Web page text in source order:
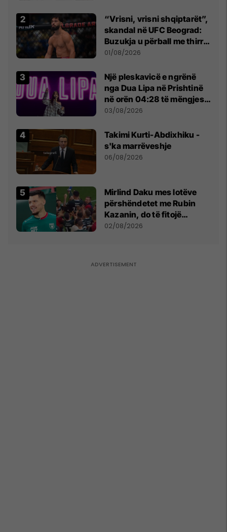
“Vrisni, vrisni shqiptarët”,
skandal në UFC Beograd:
Buzukja u përball me thirrje
anti-shqiptare nga
01/08/2026
Një pleskavicë e ngrënë
nga Dua Lipa në Prishtinë
në orën 04:28 të mëngjesit
- dhe bota digjitale serbe
03/08/2026
Takimi Kurti-Abdixhiku -
s'ka marrëveshje
06/08/2026
Mirlind Daku mes lotëve
përshëndetet me Rubin
Kazanin, do të fitojë
miliona te Spartak Moska
02/08/2026